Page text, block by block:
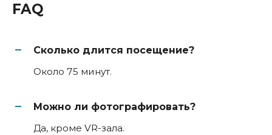
FAQ
Сколько длится посещение?
Около 75 минут.
Можно ли фотографировать?
Да, кроме VR-зала.